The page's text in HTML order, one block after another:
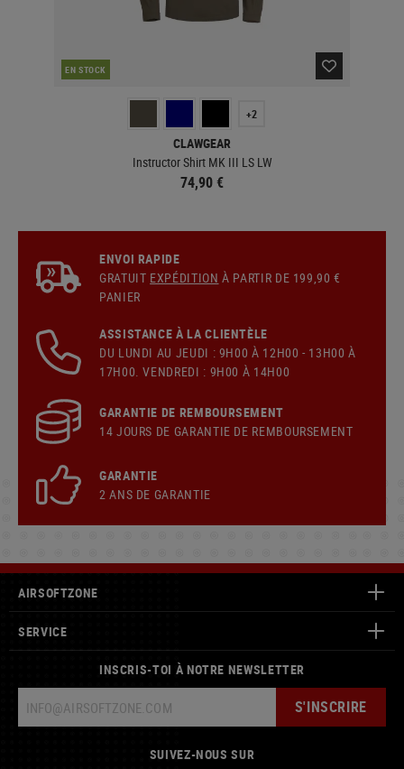
EN STOCK
+2
CLAWGEAR
Instructor Shirt MK III LS LW
74,90 €
ENVOI RAPIDE
GRATUIT EXPÉDITION À PARTIR DE 199,90 €
PANIER
ASSISTANCE À LA CLIENTÈLE
DU LUNDI AU JEUDI : 9H00 À 12H00 - 13H00 À
17H00. VENDREDI : 9H00 À 14H00
GARANTIE DE REMBOURSEMENT
14 JOURS DE GARANTIE DE REMBOURSEMENT
GARANTIE
2 ANS DE GARANTIE
AIRSOFTZONE
SERVICE
INSCRIS-TOI À NOTRE NEWSLETTER
S'INSCRIRE
SUIVEZ-NOUS SUR